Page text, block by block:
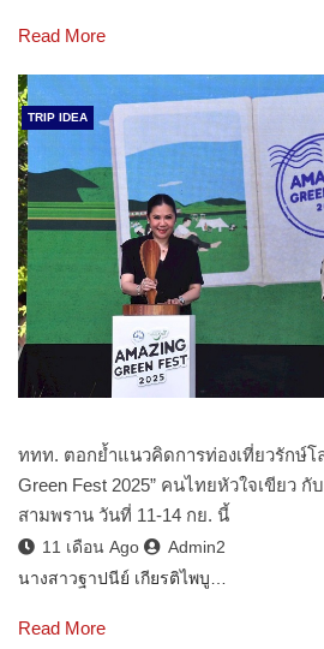
Read More
TRIP IDEA
ททท. ตอกย้ำแนวคิดการท่องเที่ยวรักษ์โ
Green Fest 2025” คนไทยหัวใจเขียว
สามพราน วันที่ 11-14 กย. นี้
11 เดือน Ago
Admin2
นางสาวฐาปนีย์ เกียรติไพบู…
Read More